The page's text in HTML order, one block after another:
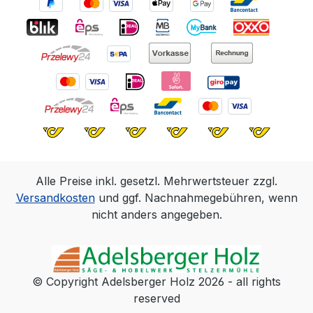
Alle Preise inkl. gesetzl. Mehrwertsteuer zzgl.
Versandkostenund ggf. Nachnahmegebühren, wenn
nicht anders angegeben.
© Copyright Adelsberger Holz 2026 - all rights
reserved